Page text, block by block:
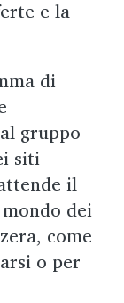
e la
di
gruppo
siti
il
dei
come
o per